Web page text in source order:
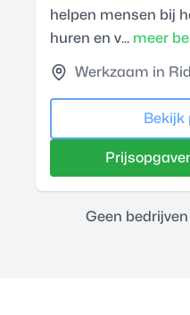
helpen mensen bij
huren en v... meer
Werkzaam in
Bekijk
Geen